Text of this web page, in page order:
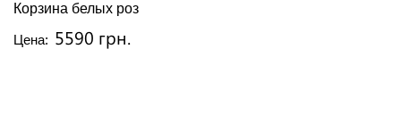
Корзина белых роз
Цена: 5590 грн.